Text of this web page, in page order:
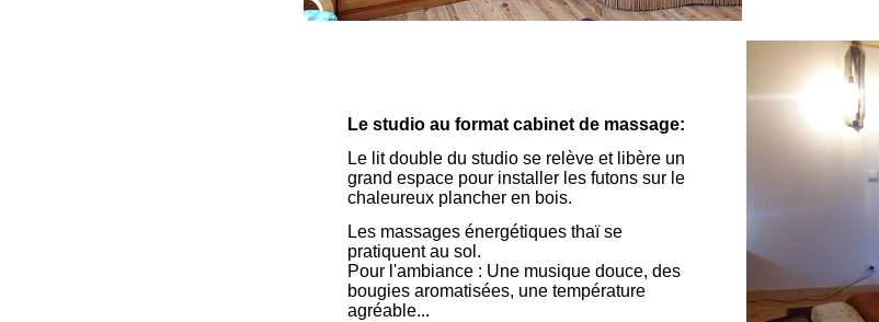
Le studio au format cabinet de massage:
Le lit double du studio se relève et libère un
grand espace pour installer les futons sur le
chaleureux plancher en bois.
Les massages énergétiques thaï se
pratiquent au sol.
Pour l'ambiance : Une musique douce, des
bougies aromatisées, une température
agréable...